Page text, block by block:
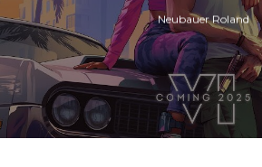
Neubauer Roland